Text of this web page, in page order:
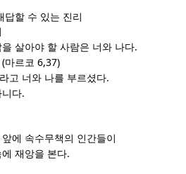
답할 수 있는 진리
살아야 할 사람은 너와 나다.
(마르코6,37)
고 너와 나를 부르셨다.
니다.
에 속수무책의 인간들이
재앙을 본다.